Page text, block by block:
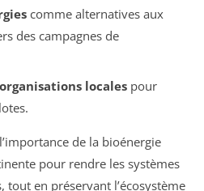
comme alternatives aux
des campagnes de
organisations localespour
de la bioénergie
pour rendre les systèmes
tout en préservant l’écosystème